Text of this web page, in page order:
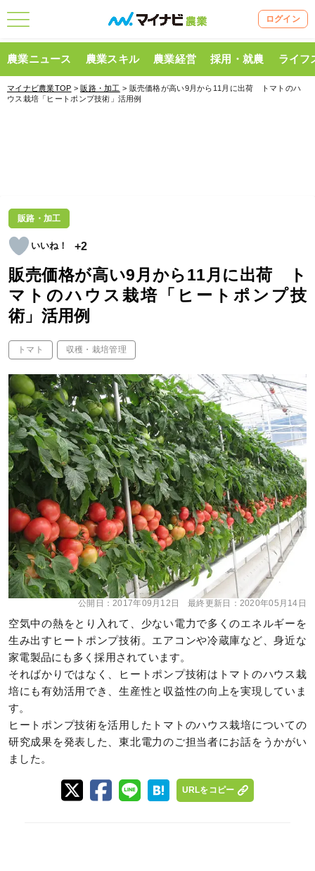
ログイン
農業ニュース 農業スキル 農業経営 採用・就農 ライフ
マイナビ農業TOP >販路・加工 > 販売価格が高い9月から11月に出荷 トマトのハ
ウス栽培「ヒートポンプ技術」活用例
販路・加工
+2
販売価格が高い9月から11月に出荷 ト
マトのハウス栽培「ヒートポンプ技
術」活用例
トマト 収穫・栽培管理
公開日：2017年09月12日 最終更新日： 2020年05月14日
空気中の熱をとり入れて、少ない電力で多くのエネルギーを
生み出すヒートポンプ技術。エアコンや冷蔵庫など、身近な
家電製品にも多く採用されています。
そればかりではなく、ヒートポンプ技術はトマトのハウス栽
培にも有効活用でき、生産性と収益性の向上を実現していま
す。
ヒートポンプ技術を活用したトマトのハウス栽培についての
研究成果を発表した、東北電力のご担当者にお話をうかがい
ました。
URLをコピー